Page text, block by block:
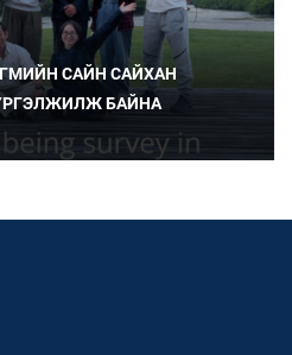
САЙН САЙХАН
БАЙНА